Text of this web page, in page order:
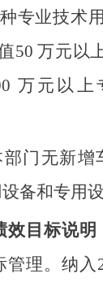
专业技术
50万元以
万元以上
门无新增
备和专用设
效目标说明
管理。纳入